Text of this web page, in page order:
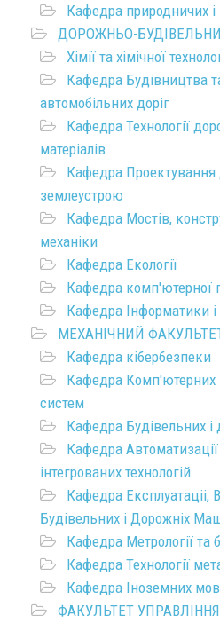
Кафедра природничих і
ДОРОЖНЬО-
Хімії та хімічної
Кафедра Будівництва
автомобільних доріг
Кафедра Технології
матеріалів
Кафедра Проектування
землеустрою
Кафедра Мостів,
механіки
Кафедра Екології
Кафедра комп'ютерної
Кафедра Інформатики
МЕХАНІЧНИЙ
Кафедра кібербезпеки
Кафедра Комп'ютерних
систем
Кафедра Будівельних
Кафедра
інтегрованих технологій
Кафедра Експлуатаціі,
Будівельних і Дорожніх
Кафедра Метрології та
Кафедра Технології
Кафедра Іноземних мов
ФАКУЛЬТЕТ